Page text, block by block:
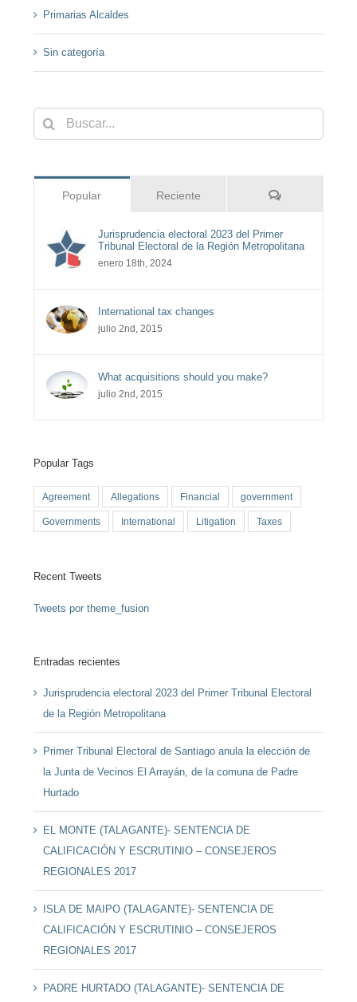
Primarias Alcaldes
Sin categoría
Buscar:
Popular Reciente Comentarios
Jurisprudencia electoral 2023 del Primer
Tribunal Electoral de la Región Metropolitana
enero 18th, 2024
International tax changes
julio 2nd, 2015
What acquisitions should you make?
julio 2nd, 2015
Popular Tags
Agreement Allegations Financial government
Governments International Litigation Taxes
Recent Tweets
Tweets por theme_fusion
Entradas recientes
Jurisprudencia electoral 2023 del Primer Tribunal Electoral
de la Región Metropolitana
Primer Tribunal Electoral de Santiago anula la elección de
la Junta de Vecinos El Arrayán, de la comuna de Padre
Hurtado
EL MONTE (TALAGANTE)- SENTENCIA DE
CALIFICACIÓN Y ESCRUTINIO – CONSEJEROS
REGIONALES 2017
ISLA DE MAIPO (TALAGANTE)- SENTENCIA DE
CALIFICACIÓN Y ESCRUTINIO – CONSEJEROS
REGIONALES 2017
PADRE HURTADO (TALAGANTE)- SENTENCIA DE